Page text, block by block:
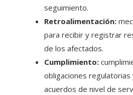
seguimiento.
Retroalimentación:
para recibir y registrar
de los afectados.
Cumplimiento:
obligaciones regulatorias
acuerdos de nivel de